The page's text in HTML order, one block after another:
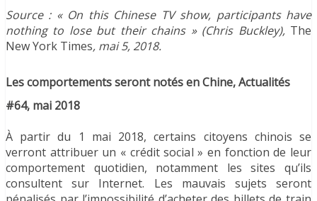
Source : « On this Chinese TV show, participants have
nothing to lose but their chains » (Chris Buckley), The
New York Times, mai 5, 2018.
Les comportements seront notés en Chine, Actualités
#64, mai 2018
À partir du 1 mai 2018, certains citoyens chinois se
verront attribuer un « crédit social » en fonction de leur
comportement quotidien, notamment les sites qu’ils
consultent sur Internet. Les mauvais sujets seront